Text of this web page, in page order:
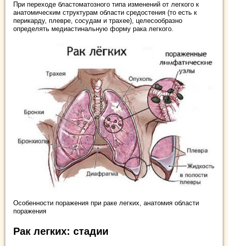
При переходе бластоматозного типа изменений от легкого к
анатомическим структурам области средостения (то есть к
перикарду, плевре, сосудам и трахее), целесообразно
определять медиастинальную форму рака легкого.
Особенности поражения при раке легких, анатомия области
поражения
Рак легких: стадии